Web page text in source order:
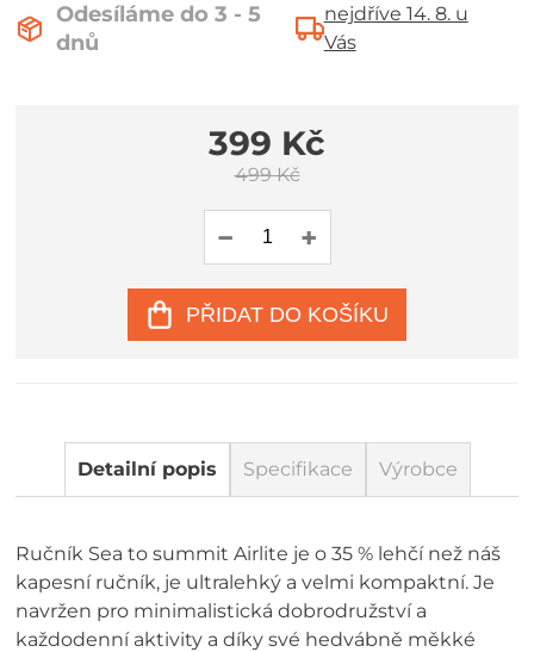
Odesíláme do 3 - 5
dnů
nejdříve 14. 8. u
Vás
399 Kč
499 Kč
PŘIDAT DO KOŠÍKU
Detailní popis Specifikace Výrobce
Ručník Sea to summit Airlite je o 35 % lehčí než náš
kapesní ručník, je ultralehký a velmi kompaktní. Je
navržen pro minimalistická dobrodružství a
každodenní aktivity a díky své hedvábně měkké